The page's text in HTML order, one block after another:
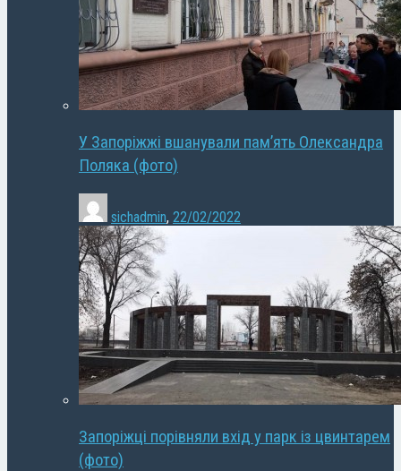
У Запоріжжі вшанували пам’ять Олександра
Поляка (фото)
sichadmin, 22/02/2022
Запоріжці порівняли вхід у парк із цвинтарем
(фото)